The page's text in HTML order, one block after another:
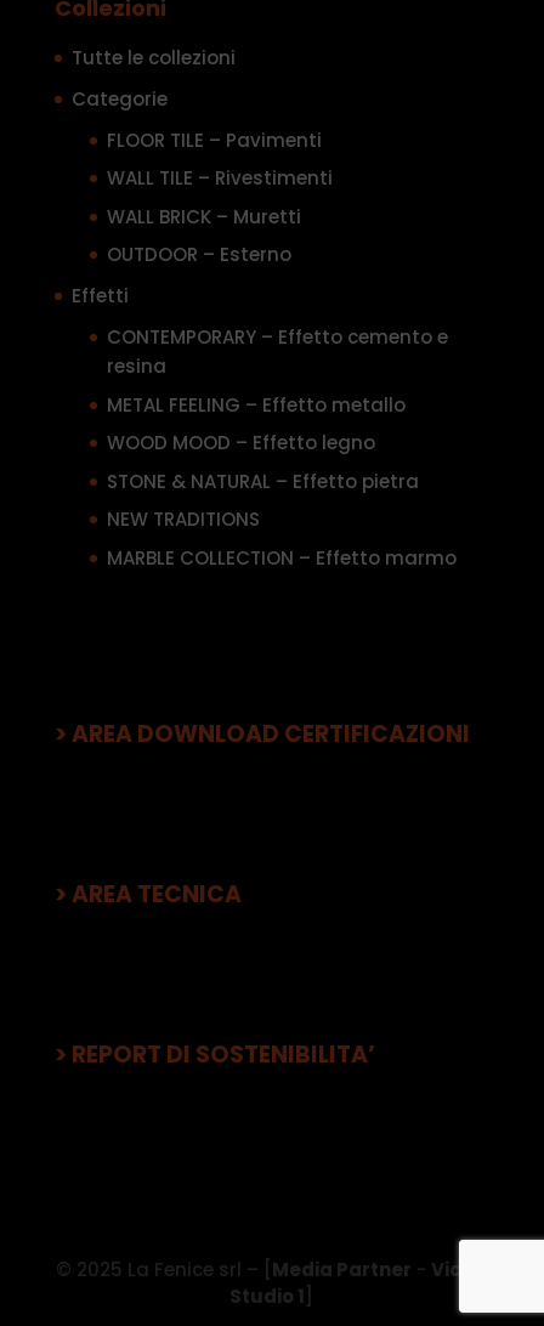
Collezioni
Tutte le collezioni
Categorie
FLOOR TILE – Pavimenti
WALL TILE – Rivestimenti
WALL BRICK – Muretti
OUTDOOR – Esterno
Effetti
CONTEMPORARY – Effetto cemento e
resina
METAL FEELING – Effetto metallo
WOOD MOOD – Effetto legno
STONE & NATURAL – Effetto pietra
NEW TRADITIONS
MARBLE COLLECTION – Effetto marmo
> AREA DOWNLOAD CERTIFICAZIONI
> AREA TECNICA
> REPORT DI SOSTENIBILITA’
© 2025 La Fenice srl – [ Media Partner - Video
Studio 1